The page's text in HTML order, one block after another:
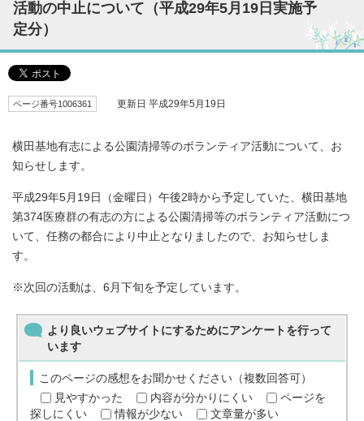
活動の中止について（平成29年5月19日実施予
定分）
ページ番号1006361 更新日 平成29年5月19日
横田基地有志による公園清掃等のボランティア活動について、お
知らせします。
平成29年5月19日（金曜日）午後2時から予定していた、横田基地
第374医療群の有志の方による公園清掃等のボランティア活動につ
いて、任務の都合により中止となりましたので、お知らせしま
す。
※次回の活動は、6月下旬を予定しています。
より良いウェブサイトにするためにアンケートを行って
います
このページの感想をお聞かせください（複数回答可）
見やすかった
内容が分かりにくい
ページを
探しにくい
情報が少ない 文章量が多い